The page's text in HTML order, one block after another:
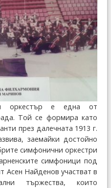
оркестър е една от
Той се формира като
през далечната 1913 г.
заемайки достойно
симфонични оркестри
симфоници под
Асен Найденов участват в
тържества, които